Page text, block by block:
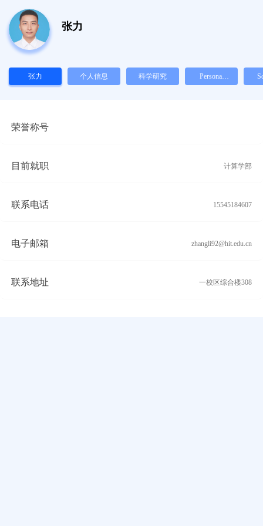
张力
张力 个人信息 科学研究 Personal
荣誉称号
目前就职 计算学部
联系电话 15545184607
电子邮箱 zhangli92@hit.edu.cn
联系地址 一校区综合楼308